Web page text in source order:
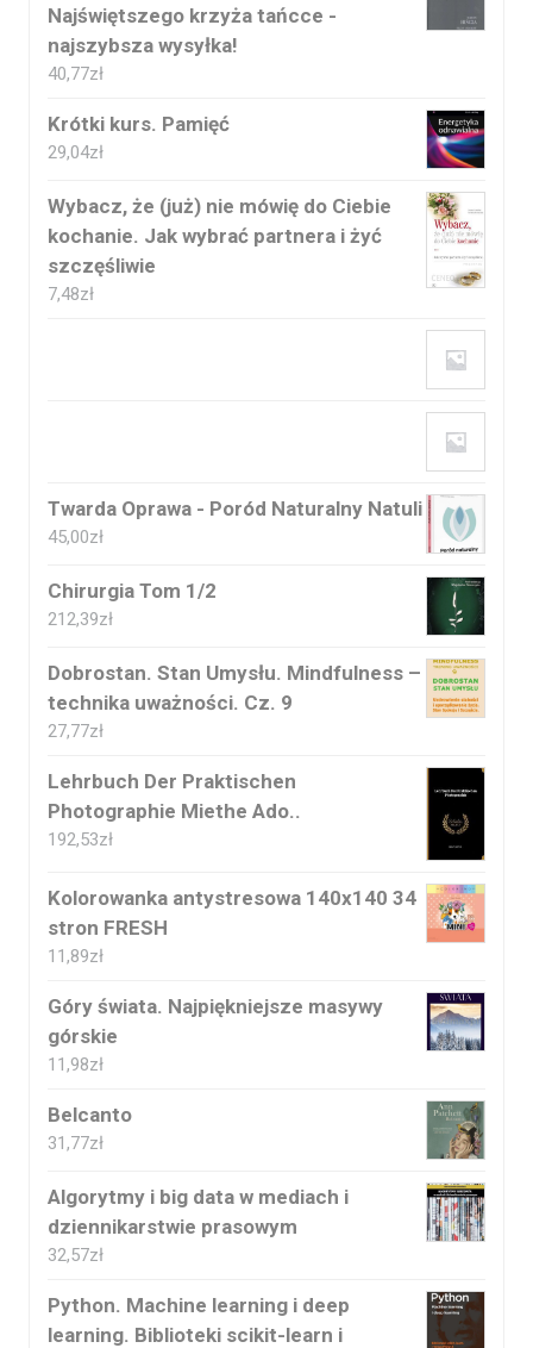
Najświętszego krzyża tańcce -
najszybsza wysyłka!
40,77zł
Krótki kurs. Pamięć
29,04zł
Wybacz, że (już) nie mówię do Ciebie
kochanie. Jak wybrać partnera i żyć
szczęśliwie
7,48zł
Twarda Oprawa - Poród Naturalny Natuli
45,00zł
Chirurgia Tom 1/2
212,39zł
Dobrostan. Stan Umysłu. Mindfulness –
technika uważności. Cz. 9
27,77zł
Lehrbuch Der Praktischen
Photographie Miethe Ado..
192,53zł
Kolorowanka antystresowa 140x140 34
stron FRESH
11,89zł
Góry świata. Najpiękniejsze masywy
górskie
11,98zł
Belcanto
31,77zł
Algorytmy i big data w mediach i
dziennikarstwie prasowym
32,57zł
Python. Machine learning i deep
learning. Biblioteki scikit-learn i